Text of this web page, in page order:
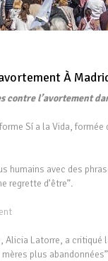
À
contre l’avortement
Sí a la Vida,
avec des
regrette d’être”.
Latorre, a critiqué
plus